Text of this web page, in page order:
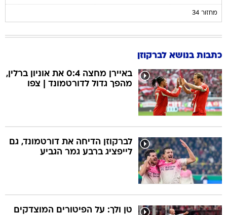
מחזור 34
כתבות בנושא לברקוזן
באיירן מחצה 0:4 את אוניון ברלין,
מהפך גדול לדורטמונד | צפו
לברקוזן הדיחה את דורטמונד, גם
לייפציג ברבע גמר הגביע
טן ולך: על הפיטורים המוצדקים